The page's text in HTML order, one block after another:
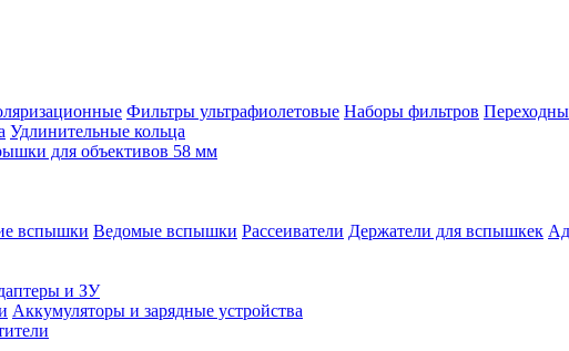
Фильтры ультрафиолетовые Наборы фильтров
Удлинительные кольца
для объективов 58 мм
вспышки Ведомые вспышки Рассеиватели Держатели для вспышкек
и ЗУ
Аккумуляторы и зарядные устройства